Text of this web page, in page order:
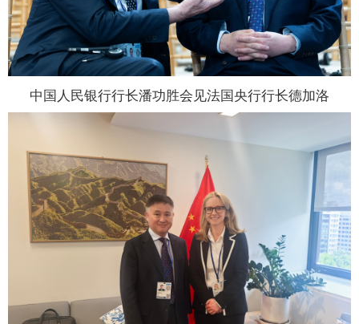
中国人民银行行长潘功胜会见法国央行行长德加洛